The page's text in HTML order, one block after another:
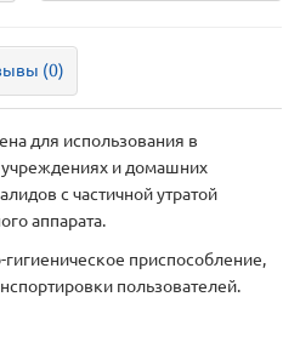
(0)
для использования в
и домашних
с частичной утратой
аппарата.
гигиеническое приспособление,
пользователей.